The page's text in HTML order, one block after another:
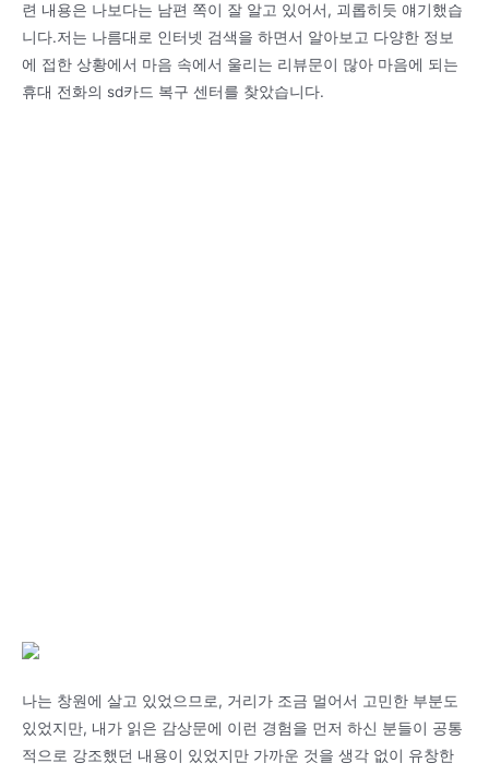
련 내용은 나보다는 남편 쪽이 잘 알고 있어서, 괴롭히듯 얘기했습
니다.저는 나름대로 인터넷 검색을 하면서 알아보고 다양한 정보
에 접한 상황에서 마음 속에서 울리는 리뷰문이 많아 마음에 되는
휴대 전화의 sd카드 복구 센터를 찾았습니다.
나는 창원에 살고 있었으므로, 거리가 조금 멀어서 고민한 부분도
있었지만, 내가 읽은 감상문에 이런 경험을 먼저 하신 분들이 공통
적으로 강조했던 내용이 있었지만 가까운 것을 생각 없이 유창한